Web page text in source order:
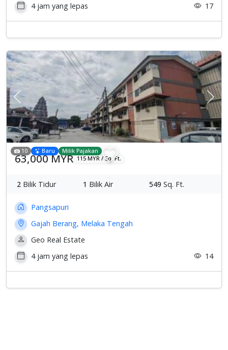
4 jam yang lepas
17
Previous
10 Baru Milik Pajakan
63,000 MYR 115 MYR / Sq. Ft.
2 Bilik Tidur 1 Bilik Air 549 Sq. Ft.
Pangsapuri
Gajah Berang, Melaka Tengah
Geo Real Estate
4 jam yang lepas
14